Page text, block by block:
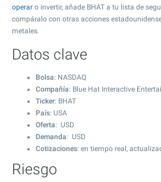
operar o invertir, añade BHAT a tu lista de
compáralo con otras acciones
metales.
Datos clave
Bolsa: NASDAQ
Compañía: Blue Hat Interactive
Ticker: BHAT
País: USA
Oferta: USD
Demanda: USD
Cotizaciones: en tiempo real,
Riesgo